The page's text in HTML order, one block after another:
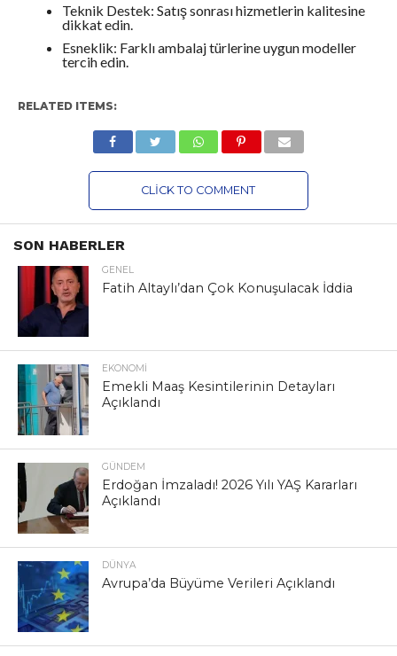
Teknik Destek: Satış sonrası hizmetlerin kalitesine
dikkat edin.
Esneklik: Farklı ambalaj türlerine uygun modeller
tercih edin.
RELATED ITEMS:
CLICK TO COMMENT
SON HABERLER
GENEL
Fatih Altaylı’dan Çok Konuşulacak İddia
EKONOMI
Emekli Maaş Kesintilerinin Detayları
Açıklandı
GÜNDEM
Erdoğan İmzaladı! 2026 Yılı YAŞ Kararları
Açıklandı
DÜNYA
Avrupa’da Büyüme Verileri Açıklandı